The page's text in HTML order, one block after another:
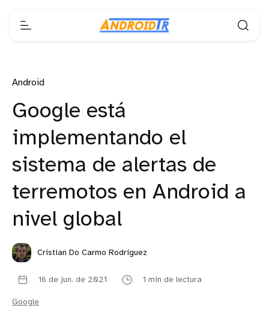
Android
Google está
implementando el
sistema de alertas de
terremotos en Android a
nivel global
Cristian Do Carmo Rodríguez
16 de jun. de 2021 1 min de lectura
Google